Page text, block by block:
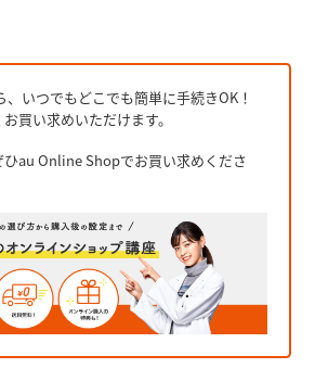
いつでもどこでも簡単に手続きOK！
買い求めいただけます。
ひau Online Shopでお買い求めくださ